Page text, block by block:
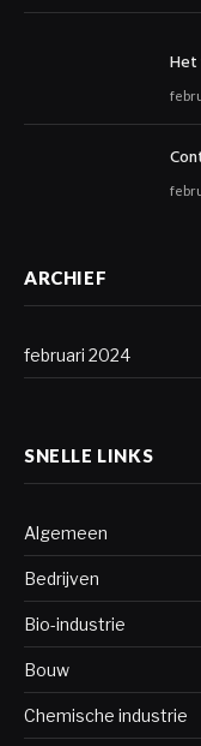
Het
ARCHIEF
februari 2024
SNELLE LINKS
Algemeen
Bedrijven
Bio-industrie
Bouw
Chemische industrie